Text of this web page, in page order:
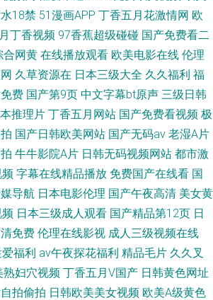
18禁 51漫画APP 丁香五月花激情网 欧
丁香视频 97香蕉超级碰碰 国产免费看二
合网黄 在线播放观看 欧美电影在线 伦理
久草资源在 日本三级大全 久久福利 福
费 国产第9页 中文字幕bt原声 三级日韩
推理片 丁香五月网站 国产免费看视频 极
国产日韩欧美网站 国产无码av 老湿A片
牛牛影院A片 日韩无码视频网站 都市激
字幕在线精品播放 免费国产在线看 国
导航 日本电影伦理 国产午夜高清 美女黄
日本三级成人观看 国产精品第12页 日
免费 伦理在线影视 成人三级视频在线
福利 av午夜探花福利 精品毛片 久久叉
熟妇穴视频 丁香五月V国产 日韩黄色网址
拍偷拍 日韩欧美美女视频 欧美A级黄色